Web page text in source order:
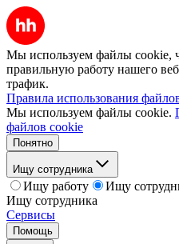
Мы используем файлы cookie,
правильную работу нашего
трафик.
Правила использования
Мы используем файлы cookie.
файлов cookie
Понятно
Ищу сотрудника
Ищу работу
Ищу
Ищу сотрудника
Сервисы
Помощь